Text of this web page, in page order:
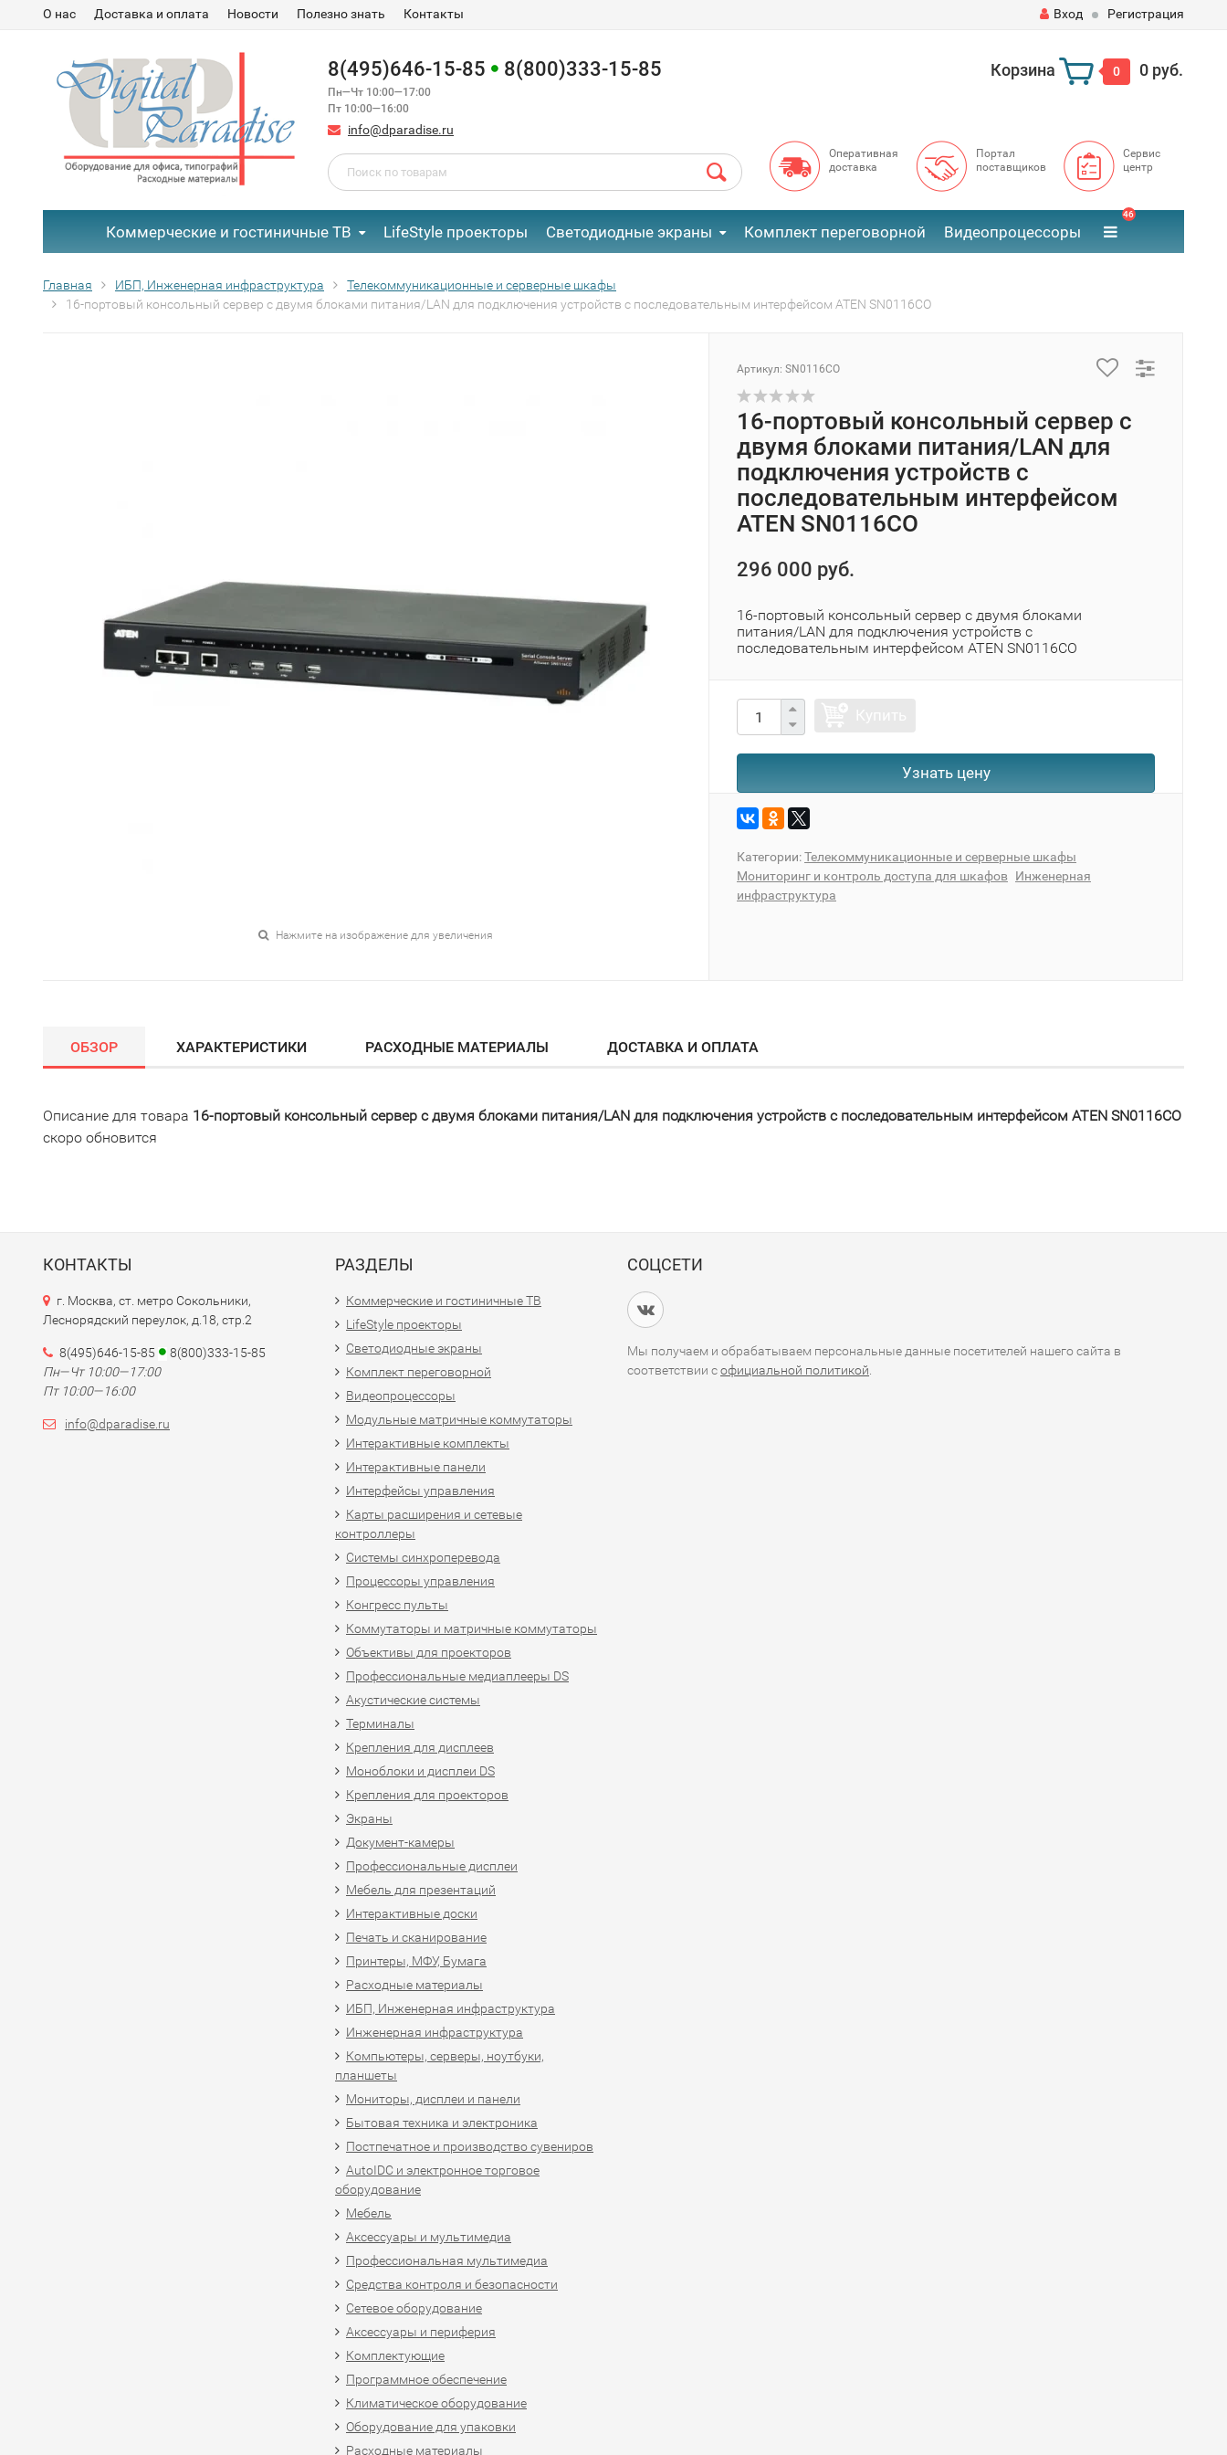
О нас Доставка и оплата Новости Полезно знать Контакты Вход Регистрация
8(495)646-15-85 8(800)333-15-85
Пн—Чт 10:00—17:00
Пт 10:00—16:00
info@dparadise.ru
Корзина 0 0 руб.
Оперативная
доставка
Портал
поставщиков
Сервис
центр
Коммерческие и гостиничные ТВ LifeStyle проекторы Светодиодные экраны Комплект переговорной Видеопроцессоры
46
Главная ИБП, Инженерная инфраструктура
Телекоммуникационные и серверные шкафы
16-портовый консольный сервер с двумя блоками питания/LAN для подключения устройств с последовательным интерфейсом ATEN SN0116CO
Нажмите на изображение для увеличения
Артикул: SN0116CO
16-портовый консольный сервер с
двумя блоками питания/LAN для
подключения устройств с
последовательным интерфейсом
ATEN SN0116CO
296 000 руб.
16-портовый консольный сервер с двумя блоками
питания/LAN для подключения устройств с
последовательным интерфейсом ATEN SN0116CO
Узнать цену
Категории:Телекоммуникационные и серверные шкафы
Мониторинг и контроль доступа для шкафов
Инженерная
инфраструктура
ОБЗОР ХАРАКТЕРИСТИКИ РАСХОДНЫЕ МАТЕРИАЛЫ ДОСТАВКА И ОПЛАТА
Описание для товара 16-портовый консольный сервер с двумя блоками питания/LAN для подключения устройств с последовательным интерфейсом ATEN SN0116CO
скоро обновится
КОНТАКТЫ
г. Москва, ст. метро Сокольники,
Леснорядский переулок, д.18, стр.2
8(495)646-15-85
8(800)333-15-85
Пн—Чт 10:00—17:00
Пт 10:00—16:00
info@dparadise.ru
РАЗДЕЛЫ
Коммерческие и гостиничные ТВ
LifeStyle проекторы
Светодиодные экраны
Комплект переговорной
Видеопроцессоры
Модульные матричные коммутаторы
Интерактивные комплекты
Интерактивные панели
Интерфейсы управления
Карты расширения и сетевые
контроллеры
Системы синхроперевода
Процессоры управления
Конгресс пульты
Коммутаторы и матричные коммутаторы
Объективы для проекторов
Профессиональные медиаплееры DS
Акустические системы
Терминалы
Крепления для дисплеев
Моноблоки и дисплеи DS
Крепления для проекторов
Экраны
Документ-камеры
Профессиональные дисплеи
Мебель для презентаций
Интерактивные доски
Печать и сканирование
Принтеры, МФУ, Бумага
Расходные материалы
ИБП, Инженерная инфраструктура
Инженерная инфраструктура
Компьютеры, серверы, ноутбуки,
планшеты
Мониторы, дисплеи и панели
Бытовая техника и электроника
Постпечатное и производство сувениров
AutoIDC и электронное торговое
оборудование
Мебель
Аксессуары и мультимедиа
Профессиональная мультимедиа
Средства контроля и безопасности
Сетевое оборудование
Аксессуары и периферия
Комплектующие
Программное обеспечение
Климатическое оборудование
Оборудование для упаковки
Расходные материалы
СОЦСЕТИ
Мы получаем и обрабатываем персональные данные посетителей нашего сайта в
соответствии софициальной политикой